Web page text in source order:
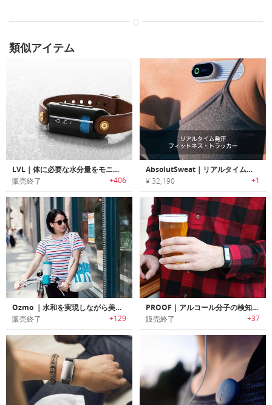
類似アイテム
LVL｜体に必要な水分量をモニタリング可能なフィットネストラッカー「レベル」
販売終了 +406
AbsolutSweat｜リアルタイム発汗フィットネス・トラッカー「アブソルートスウェット」
¥ 32,190 +1
Ozmo ｜水和を実現しながら美味しいコーヒーが堪能できるスマートカップ「オズモ」
販売終了 +129
PROOF｜アルコール分子の検知可能なアルコールトラッキングリストバンド「プルーフ」
販売終了 +37